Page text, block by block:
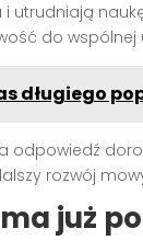
utrudniają
do
długiego
odpowiedź
rozwój
już